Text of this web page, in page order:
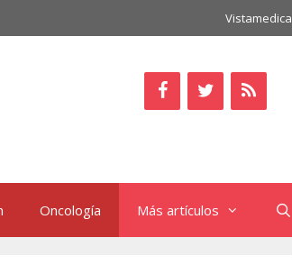
Vistamedica
Oncología Más artículos